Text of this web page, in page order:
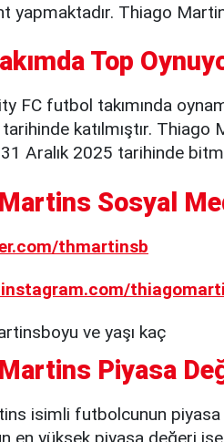
yapmaktadır. Thiago
Top
FC futbol takımında
katılmıştır.
Aralık 2025 tarihinde
Sosyal
thmartinsb
Piyasa
isimli futbolcunun
en yüksek piyasa değeri